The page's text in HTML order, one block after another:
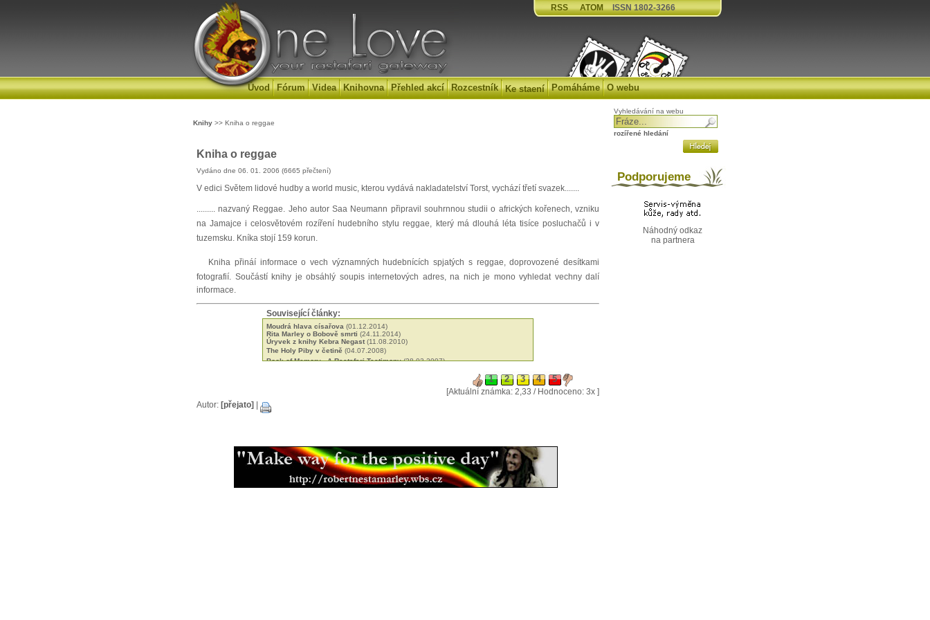
RSS ATOM ISSN 1802-3266
Úvod Fórum Videa Knihovna Přehled akcí Rozcestník Ke staení Pomáháme O webu
Knihy >> Kniha o reggae
Kniha o reggae
Vydáno dne 06. 01. 2006 (6665 přečtení)
V edici Světem lidové hudby a world music, kterou vydává nakladatelství Torst, vychází třetí svazek.......
......... nazvaný Reggae. Jeho autor Saa Neumann připravil souhrnnou studii o afrických kořenech, vzniku
na Jamajce i celosvětovém rozíření hudebního stylu reggae, který má dlouhá léta tisíce posluchačů i v
tuzemsku. Kníka stojí 159 korun.
Kniha přináí informace o vech významných hudebnících spjatých s reggae, doprovozené desítkami
fotografií. Součástí knihy je obsáhlý soupis internetových adres, na nich je mono vyhledat vechny dalí
informace.
Související články:
Moudrá hlava císařova (01.12.2014)
Rita Marley o Bobově smrti (24.11.2014)
Úryvek z knihy Kebra Negast (11.08.2010)
The Holy Piby v četině (04.07.2008)
Book of Memory - A Rastafari Testimony(28.03.2007)
[Aktuální známka: 2,33 / Hodnoceno: 3x ]
Autor: [přejato]
Vyhledávání na webu
rozířené hledání
Podporujeme
Náhodný odkaz
na partnera